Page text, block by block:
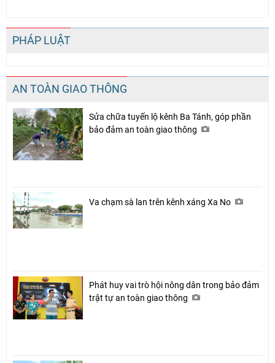
PHÁP LUẬT
AN TOÀN GIAO THÔNG
Sửa chữa tuyến lộ kênh Ba Tánh, góp phần
bảo đảm an toàn giao thông
Va chạm sà lan trên kênh xáng Xa No
Phát huy vai trò hội nông dân trong bảo đảm
trật tự an toàn giao thông